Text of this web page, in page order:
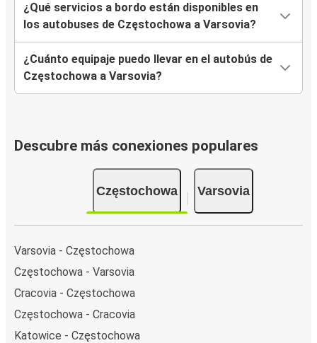
¿Qué servicios a bordo están disponibles en
los autobuses de Częstochowa a Varsovia?
¿Cuánto equipaje puedo llevar en el autobús de
Częstochowa a Varsovia?
Descubre más conexiones populares
Częstochowa Varsovia
Varsovia - Częstochowa
Częstochowa - Varsovia
Cracovia - Częstochowa
Częstochowa - Cracovia
Katowice - Częstochowa